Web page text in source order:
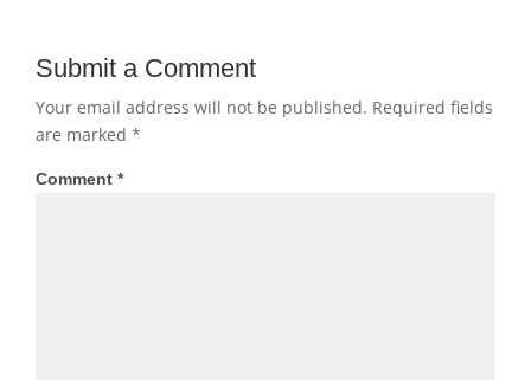
Submit a Comment
Your email address will not be published. Required fields
are marked *
Comment *